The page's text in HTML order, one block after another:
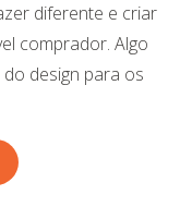
diferente e criar
comprador. Algo
design para os